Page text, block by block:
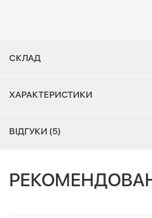
СКЛАД
ХАРАКТЕРИСТИКИ
ВІДГУКИ (5)